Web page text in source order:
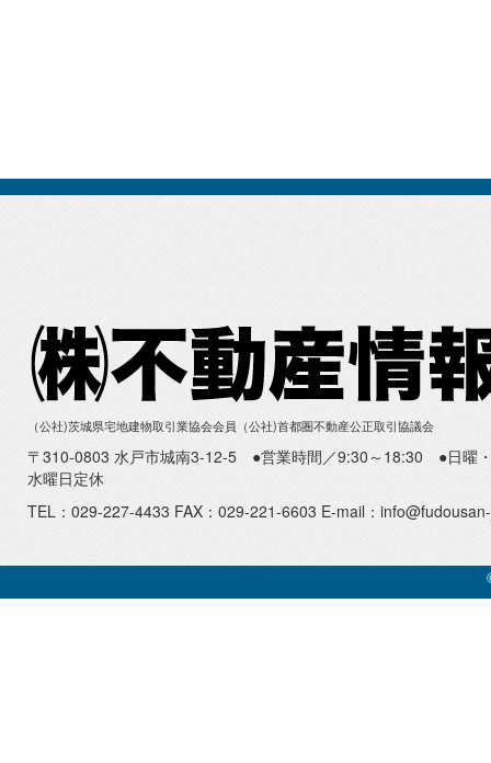
（公社)茨城県宅地建物取引業協会会員（公社)首都圏不動産公正取引協議会
〒310-0803 水戸市城南3-12-5 ●営業時間／9:30～18:30 ●日曜
水曜日定休
TEL：029-227-4433 FAX：029-221-6603 E-mail：